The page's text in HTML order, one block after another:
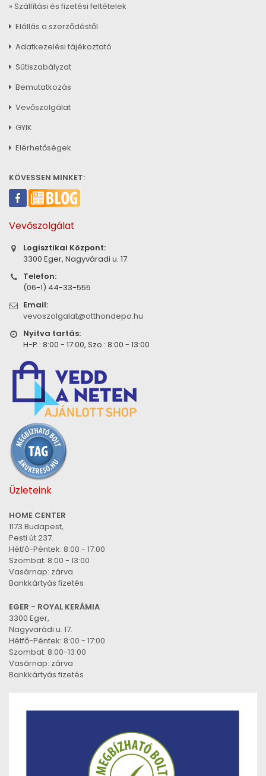
» Szállítási és fizetési feltételek
Elállás a szerződéstől
Adatkezelési tájékoztató
Sütiszabályzat
Bemutatkozás
Vevőszolgálat
GYIK
Elérhetőségek
KÖVESSEN MINKET:
Vevőszolgálat
Logisztikai Központ:
3300 Eger, Nagyváradi u. 17.
Telefon:
(06-1) 44-33-555
Email:
vevoszolgalat@otthondepo.hu
Nyitva tartás:
H-P.: 8:00 - 17:00, Szo.: 8:00 - 13:00
Üzleteink
HOME CENTER
1173 Budapest,
Pesti út 237.
Hétfő-Péntek: 8:00 - 17:00
Szombat: 8:00 - 13:00
Vasárnap: zárva
Bankkártyás fizetés
EGER - ROYAL KERÁMIA
3300 Eger,
Nagyvarádi u. 17.
Hétfő-Péntek: 8:00 - 17:00
Szombat: 8:00-13:00
Vasárnap: zárva
Bankkártyás fizetés